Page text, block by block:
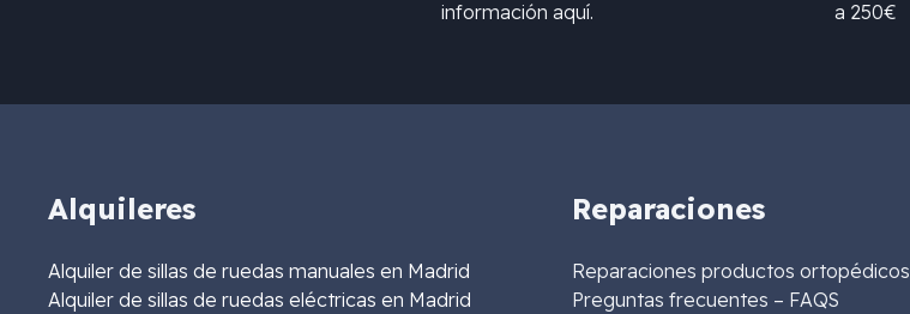
información aquí.
a 250€
Alquileres
Alquiler de sillas de ruedas manuales en Madrid
Alquiler de sillas de ruedas eléctricas en Madrid
Reparaciones
Reparaciones productos ortopédicos
Preguntas frecuentes – FAQS